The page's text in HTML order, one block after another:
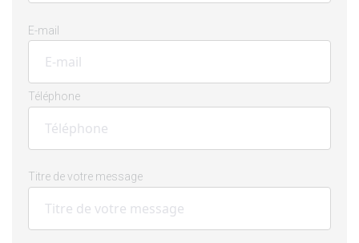
E-mail
Téléphone
Titre de votre message